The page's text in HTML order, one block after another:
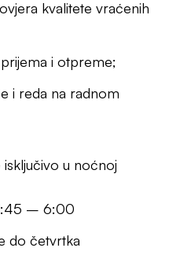
kvalitete vraćenih
i otpreme;
i reda na radnom
u noćnoj
– 6:00
do četvrtka